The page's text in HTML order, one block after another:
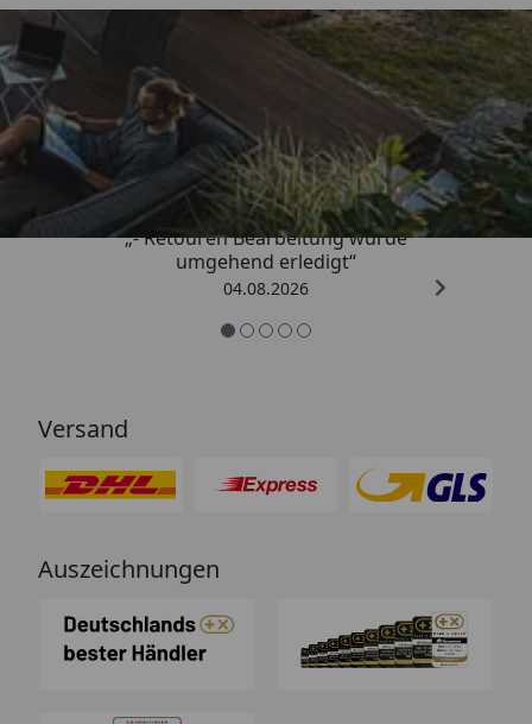
Trusted Shops
4,81/ 5
„- Retouren Bearbeitung wurde
umgehend erledigt“
04.08.2026
Versand
Auszeichnungen